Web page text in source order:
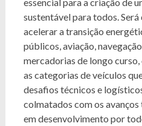
sustentável para todos.
acelerar a transição
públicos, aviação,
mercadorias de longo
as categorias de veículos
desafios técnicos e
colmatados com os
em desenvolvimento por